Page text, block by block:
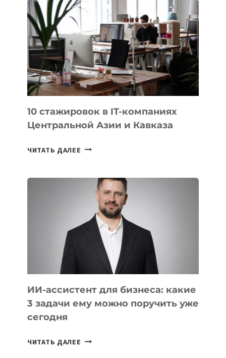
ИСТОРИИ
ЗАВОЕВАЛА
МЕДАЛЬ
НА
МЕЖДУНАРОДНОЙ
ОЛИМПИАДЕ
ПО
ИИ
10 стажировок в IT-компаниях
Центральной Азии и Кавказа
ЧИТАТЬ ДАЛЕЕ 10
КОМПАНИЯХ
ЦЕНТРАЛЬНОЙ
АЗИИ
КАВКАЗА
ИИ-ассистент для бизнеса: какие
3 задачи ему можно поручить уже
сегодня
ЧИТАТЬ ДАЛЕЕ ИИ-